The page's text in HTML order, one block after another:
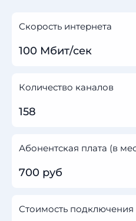
Скорость интернета
100 Мбит/сек
Количество каналов
158
Абонентская плата (в
700 руб
Стоимость подключения